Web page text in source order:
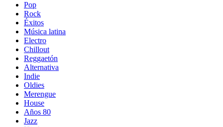
Pop
Rock
Éxitos
Música latina
Electro
Chillout
Reggaetón
Alternativa
Indie
Oldies
Merengue
House
Años 80
Jazz